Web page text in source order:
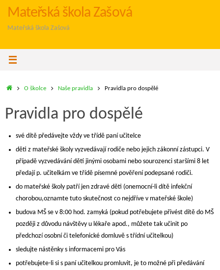
Skip
content
Mateřská škola Zašová
Mateřská škola Zašová
HomeO školce Naše pravidla Pravidla pro dospělé
Pravidla pro dospělé
své dítě předávejte vždy ve třídě paní učitelce
děti z mateřské školy vyzvedávají rodiče nebo jejich zákonní zástupci. V
případě vyzvedávání dětí jinými osobami nebo sourozenci staršími 8 let
předají p. učitelkám ve třídě písemné pověření podepsané rodiči.
do mateřské školy patří jen zdravé děti (onemocní-li dítě infekční
chorobou,oznamte tuto skutečnost co nejdříve v mateřské škole)
budova MŠ se v 8:00 hod. zamyká (pokud potřebujete přivést dítě do MŠ
později z důvodu návštěvy u lékaře apod., můžete tak učinit po
předchozí osobní či telefonické domluvě s třídní učitelkou)
sledujte nástěnky s informacemi pro Vás
potřebujete-li si s paní učitelkou promluvit, je to možné při předávání